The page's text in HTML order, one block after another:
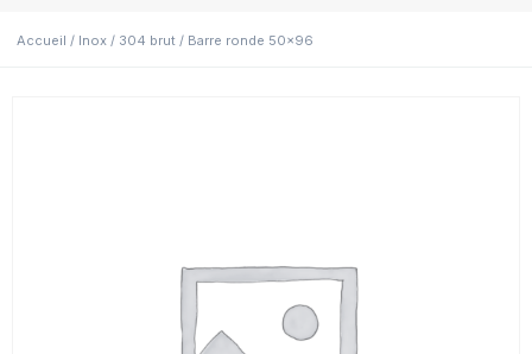
Accueil / Inox / 304 brut / Barre ronde 50×96